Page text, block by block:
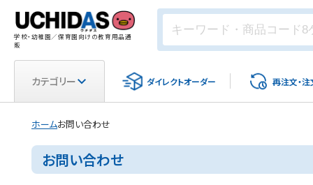
学校・幼稚園／保育園向けの教育用品通
販
カテゴリー ダイレクトオーダー 再注文・注
ホームお問い合わせ
お問い合わせ